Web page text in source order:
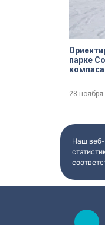
парке
28 ноября
Наш веб-